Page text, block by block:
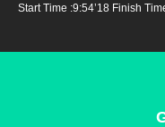
Start Time :9:54’18 Finish